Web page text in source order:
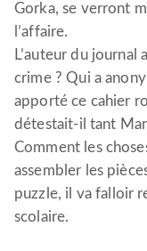
Gorka, se verront
l’affaire.
L’auteur du
crime ? Qui a
apporté ce cahier
détestait-il tant
Comment les
assembler les
puzzle, il va falloir
scolaire.